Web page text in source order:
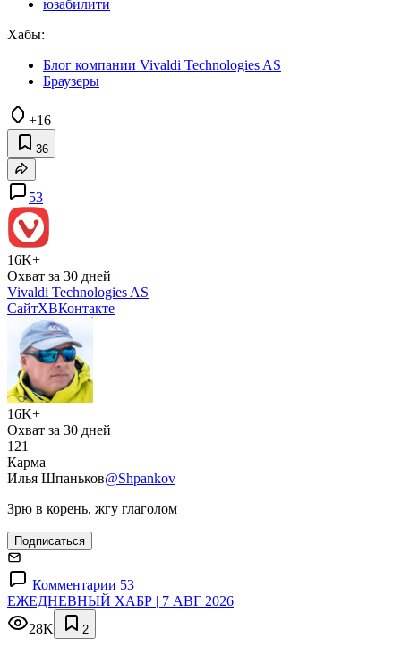
юзабилити
Хабы:
Блог компании Vivaldi Technologies AS
Браузеры
+16
36
53
16K+
Охват за 30 дней
Vivaldi Technologies AS
СайтXВКонтакте
16K+
Охват за 30 дней
121
Карма
Илья Шпаньков@Shpankov
Зрю в корень, жгу глаголом
Подписаться
Комментарии 53
ЕЖЕДНЕВНЫЙ ХАБР | 7 АВГ 2026
28K
2